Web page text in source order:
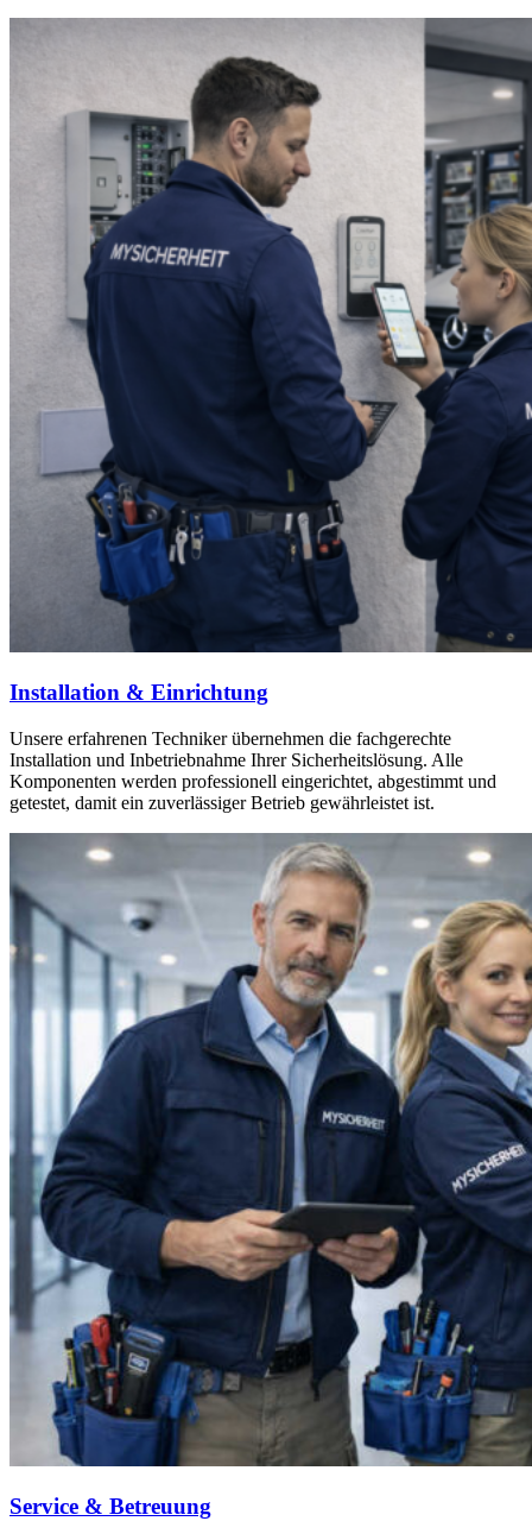
Installation & Einrichtung
Unsere erfahrenen Techniker übernehmen die fachgerechte
Installation und Inbetriebnahme Ihrer Sicherheitslösung. Alle
Komponenten werden professionell eingerichtet, abgestimmt und
getestet, damit ein zuverlässiger Betrieb gewährleistet ist.
Service & Betreuung